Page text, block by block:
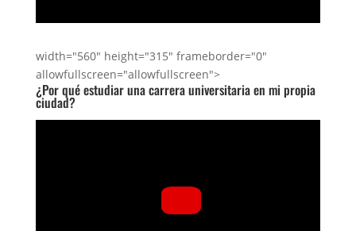
width="560" height="315" frameborder="0"
allowfullscreen="allowfullscreen">
¿Por qué estudiar una carrera universitaria en mi propia
ciudad?